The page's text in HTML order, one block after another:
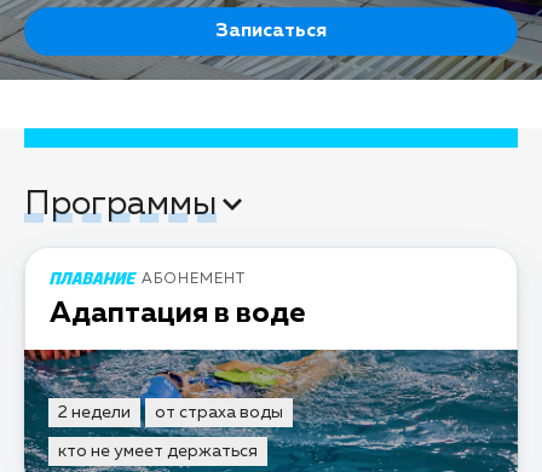
Записаться
Программы
АБОНЕМЕНТ
Адаптация в воде
2 недели от страха воды
кто не умеет держаться